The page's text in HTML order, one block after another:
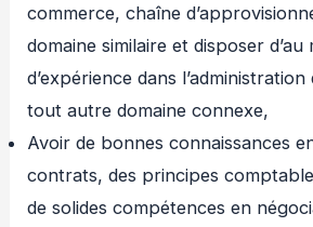
commerce, chaîne
domaine similaire et disposer d’au
d’expérience dans
tout autre domaine connexe,
Avoir de bonnes connaissances
contrats, des principes
de solides compétences en